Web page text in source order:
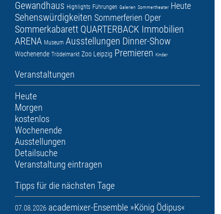
Gewandhaus Highlights Führungen Galerien Sommertheater Heute
Sehenswürdigkeiten Sommerferien Oper
Sommerkabarett QUARTERBACK Immobilien
ARENA Museum Ausstellungen Dinner-Show
Wochenende Trödelmarkt Zoo Leipzig Premieren Kinder
Veranstaltungen
Heute
Morgen
kostenlos
Wochenende
Ausstellungen
Detailsuche
Veranstaltung eintragen
Tipps für die nächsten Tage
07.08.2026 academixer-Ensemble »König Ödipus«